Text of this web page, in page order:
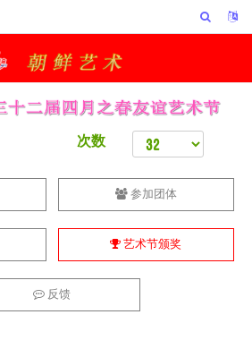
次数
参加团体
艺术节颁奖
反馈